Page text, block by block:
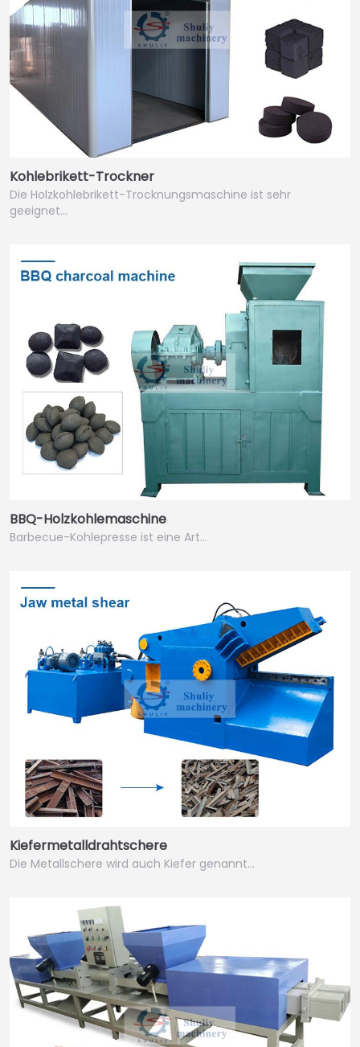
Kohlebrikett-Trockner
Die Holzkohlebrikett-Trocknungsmaschine ist sehr
geeignet…
BBQ-Holzkohlemaschine
Barbecue-Kohlepresse ist eine Art…
Kiefermetalldrahtschere
Die Metallschere wird auch Kiefer genannt…